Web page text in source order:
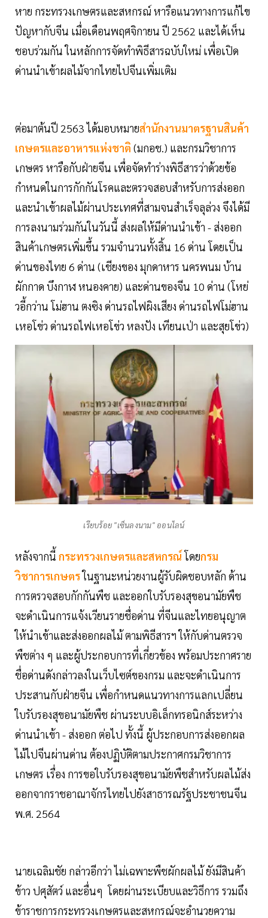
หาย กระทรวงเกษตรและสหกรณ์ หารือแนวทางการแก้ไข
ปัญหากับจีน เมื่อเดือนพฤศจิกายน ปี 2562 และได้เห็น
ชอบร่วมกัน ในหลักการจัดทำพิธีสารฉบับใหม่ เพื่อเปิด
ด่านนำเข้าผลไม้จากไทยไปจีนเพิ่มเติม
ต่อมาต้นปี 2563 ได้มอบหมายสำนักงานมาตรฐานสินค้า
เกษตรและอาหารแห่งชาติ (มกอช.) และกรมวิชาการ
เกษตร หารือกับฝ่ายจีน เพื่อจัดทำร่างพิธีสารว่าด้วยข้อ
กำหนดในการกักกันโรคและตรวจสอบสำหรับการส่งออก
และนำเข้าผลไม้ผ่านประเทศที่สามจนสำเร็จลุล่วง จึงได้มี
การลงนามร่วมกันในวันนี้ ส่งผลให้มีด่านนำเข้า - ส่งออก
สินค้าเกษตรเพิ่มขึ้น รวมจำนวนทั้งสิ้น 16 ด่าน โดยเป็น
ด่านของไทย 6 ด่าน (เชียงของ มุกดาหาร นครพนม บ้าน
ผักกาด บึงกาฬ หนองคาย) และด่านของจีน 10 ด่าน (โหย่
วอี้กว่าน โม่ฮาน ตงซิง ด่านรถไฟผิงเสียง ด่านรถไฟโม่ฮาน
เหอโข่ว ด่านรถไฟเหอโข่ว หลงปัง เทียนเป่า และสุยโข่ว)
เรียบร้อย "เซ็นลงนาม" ออนไลน์
หลังจากนี้ กระทรวงเกษตรและสหกรณ์โดยกรม
วิชาการเกษตรในฐานะหน่วยงานผู้รับผิดชอบหลัก ด้าน
การตรวจสอบกักกันพืช และออกใบรับรองสุขอนามัยพืช
จะดำเนินการแจ้งเวียนรายชื่อด่าน ที่จีนและไทยอนุญาต
ให้นำเข้าและส่งออกผลไม้ ตามพิธีสารฯ ให้กับด่านตรวจ
พืชต่าง ๆ และผู้ประกอบการที่เกี่ยวข้อง พร้อมประกาศราย
ชื่อด่านดังกล่าวลงในเว็บไซต์ของกรม และจะดำเนินการ
ประสานกับฝ่ายจีน เพื่อกำหนดแนวทางการแลกเปลี่ยน
ใบรับรองสุขอนามัยพืช ผ่านระบบอิเล็กทรอนิกส์ระหว่าง
ด่านนำเข้า - ส่งออก ต่อไป ทั้งนี้ ผู้ประกอบการส่งออกผล
ไม้ไปจีนผ่านด่าน ต้องปฏิบัติตามประกาศกรมวิชาการ
เกษตร เรื่อง การขอใบรับรองสุขอนามัยพืชสำหรับผลไม้ส่ง
ออกจากราชอาณาจักรไทยไปยังสาธารณรัฐประชาชนจีน
พ.ศ. 2564
นายเฉลิมชัย กล่าวอีกว่า ไม่เฉพาะพืชผักผลไม้ ยังมีสินค้า
ข้าว ปศุสัตว์ และอื่นๆ โดยผ่านระเบียบและวิธีการ รวมถึง
ข้าราชการกระทรวงเกษตรและสหกรณ์จะอำนวยความ